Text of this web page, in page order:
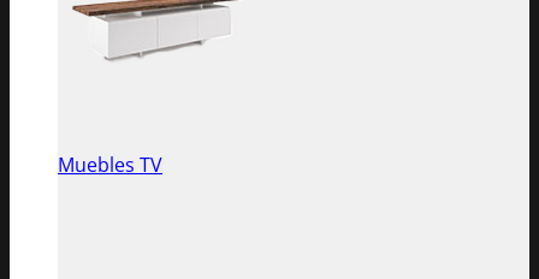
Muebles TV